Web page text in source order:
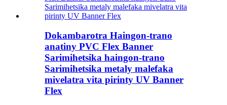
Dokambarotra Haingon-trano
anatiny PVC Flex Banner
Sarimihetsika haingon-trano
Sarimihetsika metaly malefaka
mivelatra vita pirinty UV Banner
Flex